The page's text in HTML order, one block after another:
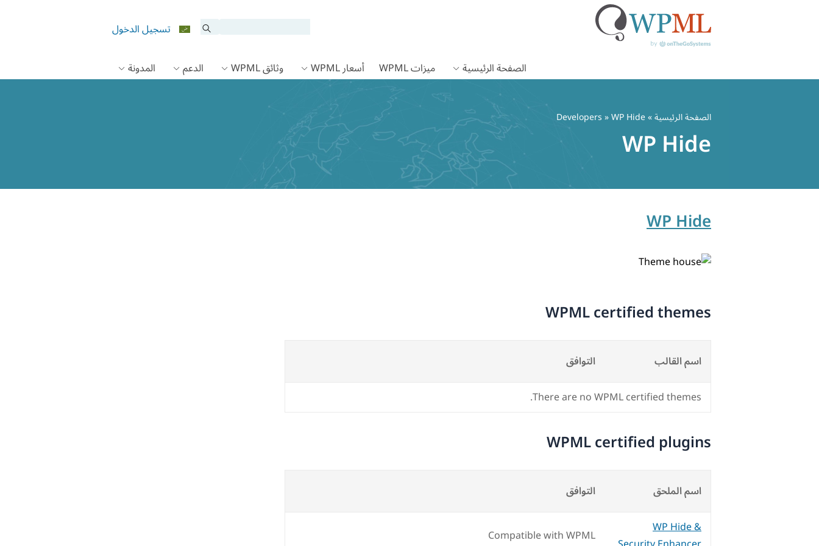
تسجيل الدخول
الصفحة الرئيسية
ميزات WPML أسعار WPML وثائق WPML الدعم المدونة
الصفحة الرئيسية» Developers » WP Hide
WP Hide
WP Hide
WPML certified themes
اسم القالب
التوافق
There are no WPML certified themes.
WPML certified plugins
اسم الملحق
التوافق
WP Hide &
Compatible with WPML